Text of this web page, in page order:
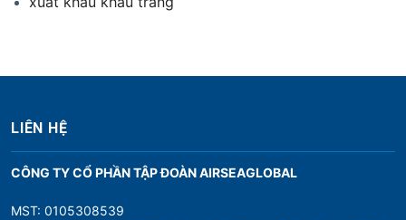
LIÊN HỆ
CÔNG TY CỔ PHẦN TẬP ĐOÀN AIRSEAGLOBAL
MST: 0105308539